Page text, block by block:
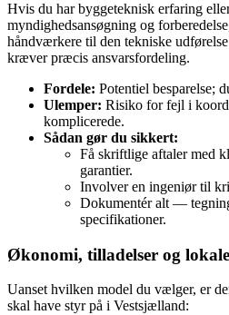
Hvis du har byggeteknisk erfaring
myndighedsansøgning og
håndværkere til den tekniske
kræver præcis ansvarsfordeling.
Fordele: Potentiel besparelse;
Ulemper: Risiko for fejl i
komplicerede.
Sådan gør du sikkert:
Få skriftlige aftaler med
garantier.
Involver en ingeniør til
Dokumentér alt —
specifikationer.
Økonomi, tilladelser og
Uanset hvilken model du vælger, er
skal have styr på i Vestsjælland: